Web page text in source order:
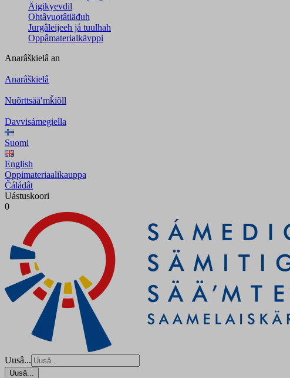
Äigikyevdil
Ohtâvuotâtiäđuh
Jurgâleijeeh já tuulhah
Oppâmaterialkävppi
Anarâškielâ an
Anarâškielâ
Nuõrttsääʹmǩiõll
Davvisámegiella
Suomi
English
Oppimateriaalikauppa
Čáládât
Uástuskoori
0
Uusâ...
Uusâ...